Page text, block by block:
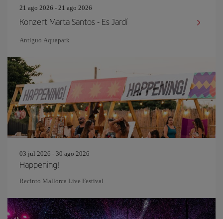
21 ago 2026 - 21 ago 2026
Konzert Marta Santos - Es Jardí
Antiguo Aquapark
03 jul 2026 - 30 ago 2026
Happening!
Recinto Mallorca Live Festival